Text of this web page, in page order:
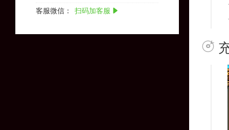
客服微信：
扫码加客服